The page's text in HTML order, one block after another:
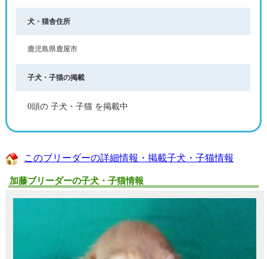
犬・猫舎住所
鹿児島県鹿屋市
子犬・子猫の掲載
0頭の 子犬・子猫 を掲載中
このブリーダーの詳細情報・掲載子犬・子猫情報
加藤ブリーダーの子犬・子猫情報